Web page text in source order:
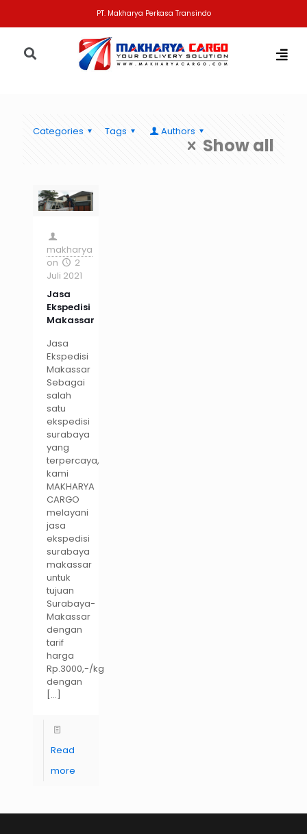
PT. Makharya Perkasa Transindo
Categories Tags Authors
Show all
makharya
on
2
Juli 2021
Jasa
Ekspedisi
Makassar
Jasa
Ekspedisi
Makassar
Sebagai
salah
satu
ekspedisi
surabaya
yang
terpercaya,
kami
MAKHARYA
CARGO
melayani
jasa
ekspedisi
surabaya
makassar
untuk
tujuan
Surabaya-
Makassar
dengan
tarif
harga
Rp.3000,-/kg
dengan
[…]
Read
more